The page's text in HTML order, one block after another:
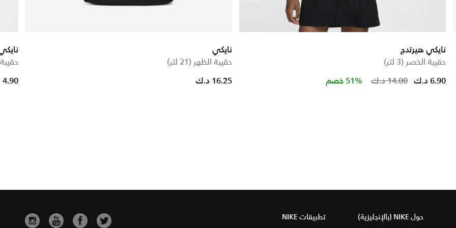
نايكي هيرتدج
حقيبة الخصر (3 لتر)
Price
14.00 د.ك 6.90 د.ك 51% خصم
نايكي
حقيبة الظهر (21 لتر)
16.25 د.ك
Price reduced from
4.90 د.ك
حول NIKE (بالإنجليزية) تطبيقات NIKE